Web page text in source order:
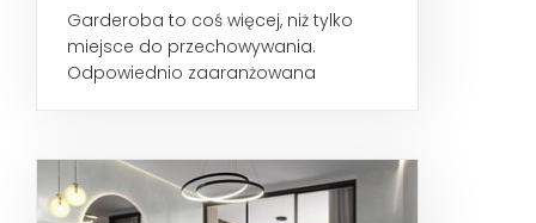
Garderoba to coś więcej, niż tylko
miejsce do przechowywania.
Odpowiednio zaaranżowana